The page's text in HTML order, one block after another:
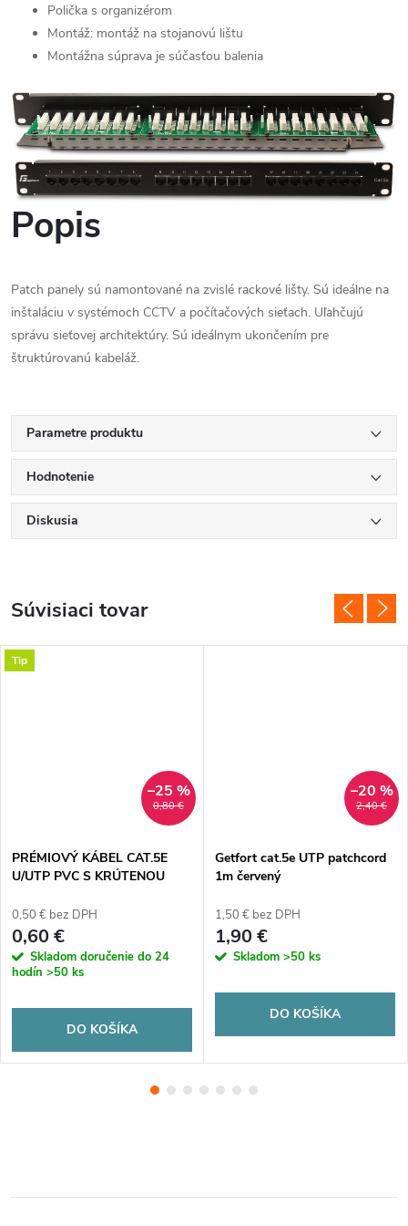
Polička s organizérom
Montáž: montáž na stojanovú lištu
Montážna súprava je súčasťou balenia
Popis
Patch panely sú namontované na zvislé rackové lišty. Sú ideálne na
inštaláciu v systémoch CCTV a počítačových sieťach. Uľahčujú
správu sieťovej architektúry. Sú ideálnym ukončením pre
štruktúrovanú kabeláž.
Parametre produktu
Hodnotenie
Diskusia
Súvisiaci tovar
Tip
0,80 €
–25 %
PRÉMIOVÝ KÁBEL CAT.5E
U/UTP PVC S KRÚTENOU
0,50 € bez DPH
0,60 €
Skladom doručenie do 24
hodín >50 ks
DO KOŠÍKA
2,40 €
–20 %
Getfort cat.5e UTP patchcord
1m červený
1,50 € bez DPH
1,90 €
Skladom >50 ks
DO KOŠÍKA